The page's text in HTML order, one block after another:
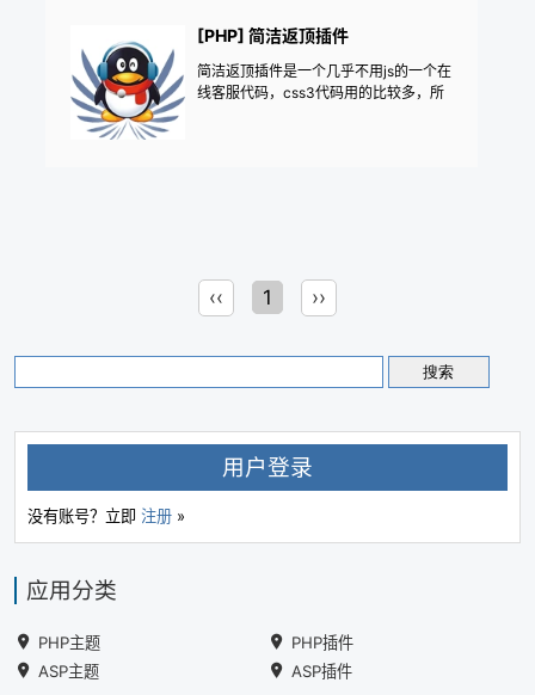
[PHP] 简洁返顶插件
简洁返顶插件是一个几乎不用js的一个在
线客服代码，css3代码用的比较多，所
‹‹ 1 ››
用户登录
没有账号？立即 注册 »
应用分类
PHP主题
PHP插件
ASP主题
ASP插件